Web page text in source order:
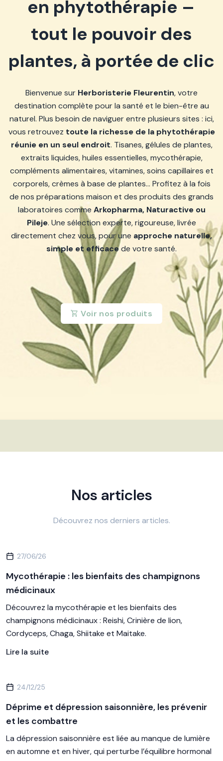
en phytothérapie –
tout le pouvoir des
plantes, à portée de clic
Bienvenue sur Herboristerie Fleurentin, votre
destination complète pour la santé et le bien-être au
naturel. Plus besoin de naviguer entre plusieurs sites : ici,
vous retrouvez toute la richesse de la phytothérapie
réunie en un seul endroit. Tisanes, gélules de plantes,
extraits liquides, huiles essentielles, mycothérapie,
compléments alimentaires, vitamines, soins capillaires et
corporels, crèmes à base de plantes… Profitez à la fois
de nos préparations maison et des produits des grands
laboratoires comme Arkopharma, Naturactive ou
Pileje. Une sélection experte, rigoureuse, livrée
directement chez vous, pour une approche naturelle,
simple et efficacede votre santé.
Voir nos produits
Nos articles
Découvrez nos derniers articles.
27/06/26
Mycothérapie : les bienfaits des champignons
médicinaux
Découvrez la mycothérapie et les bienfaits des
champignons médicinaux : Reishi, Crinière de lion,
Cordyceps, Chaga, Shiitake et Maitake.
Lire la suite
24/12/25
Déprime et dépression saisonnière, les prévenir
et les combattre
La dépression saisonnière est liée au manque de lumière
en automne et en hiver, qui perturbe l’équilibre hormonal